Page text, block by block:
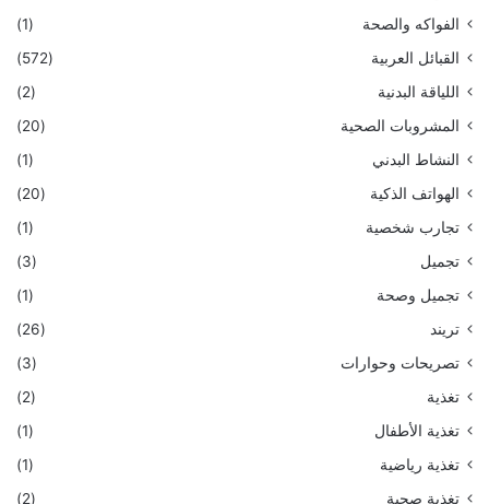
الفواكه والصحة
(1)
القبائل العربية
(572)
اللياقة البدنية
(2)
المشروبات الصحية
(20)
النشاط البدني
(1)
الهواتف الذكية
(20)
تجارب شخصية
(1)
تجميل
(3)
تجميل وصحة
(1)
تريند
(26)
تصريحات وحوارات
(3)
تغذية
(2)
تغذية الأطفال
(1)
تغذية رياضية
(1)
تغذية صحية
(2)